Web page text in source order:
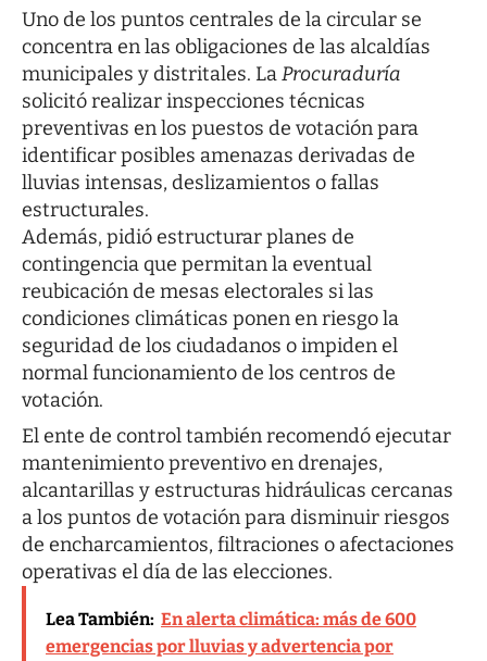
Uno de los puntos centrales de la circular se
concentra en las obligaciones de las alcaldías
municipales y distritales. LaProcuraduría
solicitó realizar inspecciones técnicas
preventivas en los puestos de votación para
identificar posibles amenazas derivadas de
lluvias intensas, deslizamientos o fallas
estructurales.
Además, pidió estructurar planes de
contingencia que permitan la eventual
reubicación de mesas electorales si las
condiciones climáticas ponen en riesgo la
seguridad de los ciudadanos o impiden el
normal funcionamiento de los centros de
votación.
El ente de control también recomendó ejecutar
mantenimiento preventivo en drenajes,
alcantarillas y estructuras hidráulicas cercanas
a los puntos de votación para disminuir riesgos
de encharcamientos, filtraciones o afectaciones
operativas el día de las elecciones.
Lea También: En alerta climática: más de 600
emergencias por lluvias y advertencia por